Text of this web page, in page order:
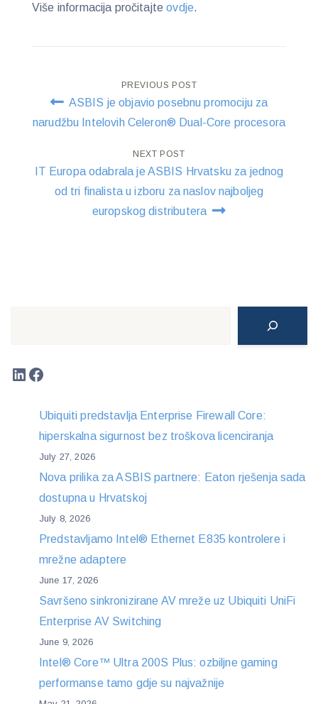
Više informacija pročitajteovdje.
Post
navigation
PREVIOUS POST
ASBIS je objavio posebnu promociju za
narudžbu Intelovih Celeron® Dual-Core procesora
NEXT POST
IT Europa odabrala je ASBIS Hrvatsku za jednog
od tri finalista u izboru za naslov najboljeg
europskog distributera
LinkedIn
Facebook
Ubiquiti predstavlja Enterprise Firewall Core:
hiperskalna sigurnost bez troškova licenciranja
July 27, 2026
Nova prilika za ASBIS partnere: Eaton rješenja sada
dostupna u Hrvatskoj
July 8, 2026
Predstavljamo Intel® Ethernet E835 kontrolere i
mrežne adaptere
June 17, 2026
Savršeno sinkronizirane AV mreže uz Ubiquiti UniFi
Enterprise AV Switching
June 9, 2026
Intel® Core™ Ultra 200S Plus: ozbiljne gaming
performanse tamo gdje su najvažnije